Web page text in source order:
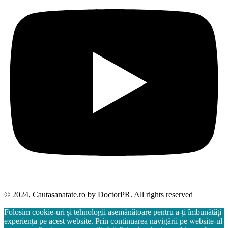
© 2024, Cautasanatate.ro by DoctorPR. All rights reserved
Folosim cookie-uri și tehnologii asemănătoare pentru a-ți îmbunătăți
experiența pe acest website. Prin continuarea navigării pe website-ul